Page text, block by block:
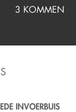
3 KOMMEN
INVOERBUIS